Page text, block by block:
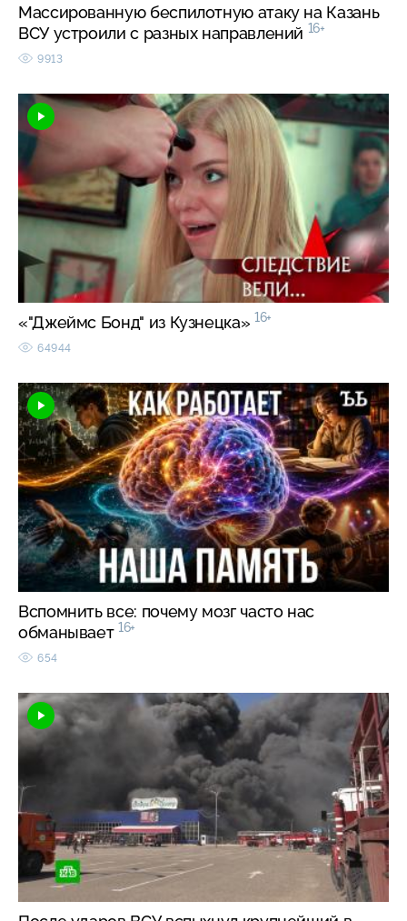
Массированную беспилотную атаку на Казань
ВСУ устроили с разных направлений 16+
9913
«"Джеймс Бонд" из Кузнецка» 16+
64944
Вспомнить все: почему мозг часто нас
обманывает 16+
654